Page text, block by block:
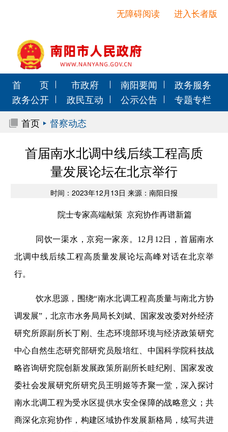
进入长者版
无障碍阅读
首 页 市政府 南阳要闻
政务服务
政务公开
政民互动 公示公告
专题专栏
首页
督察动态
首届南水北调中线后续工程高质
量发展论坛在北京举行
时间：2023年12月13日 来源：南阳日报
院士专家高端献策 京宛协作再谱新篇
同饮一渠水，京宛一家亲。12月12日，首届南水
北调中线后续工程高质量发展论坛高峰对话在北京举
行。
饮水思源，围绕“南水北调工程高质量与南北方协
调发展”，北京市水务局局长刘斌、国家发改委对外经济
研究所原副所长丁刚、生态环境部环境与经济政策研究
中心自然生态研究部研究员殷培红、中国科学院科技战
略咨询研究院创新发展政策所副所长眭纪刚、国家发改
委社会发展研究所研究员王明姬等齐聚一堂，深入探讨
南水北调工程为受水区提供水安全保障的战略意义；共
商深化京宛协作，构建区域协作发展新格局，续写共进